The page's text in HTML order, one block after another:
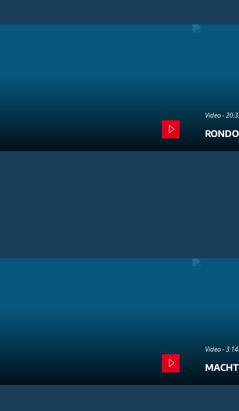
Video -
Video -